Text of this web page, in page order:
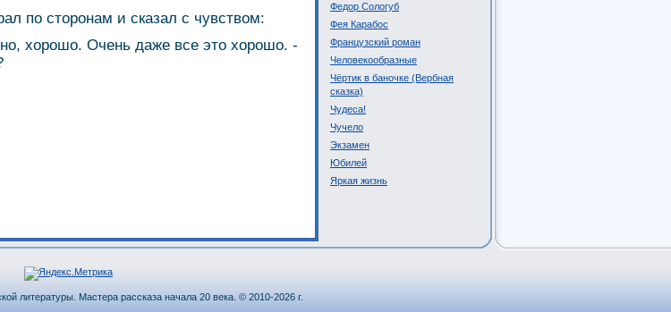
Федор Сологуб
Фея Карабос
Французский роман
Человекообразные
Чёртик в баночке (Вербная
сказка)
Чудеса!
Чучело
Экзамен
Юбилей
Яркая жизнь
по сторонам и сказал с чувством:
хорошо. Очень даже все это хорошо. -
литературы. Мастера рассказа начала 20 века. © 2010-2026 г.